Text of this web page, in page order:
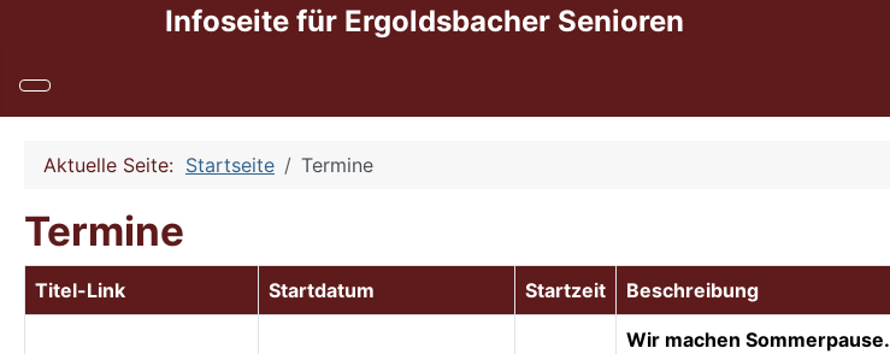
Infoseite für Ergoldsbacher Senioren
Aktuelle Seite: Startseite Termine
Termine
Titel-Link Startdatum Startzeit Beschreibung
Wir machen Sommerpause.